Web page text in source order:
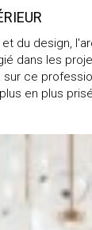
du design,
dans les
ce
en plus